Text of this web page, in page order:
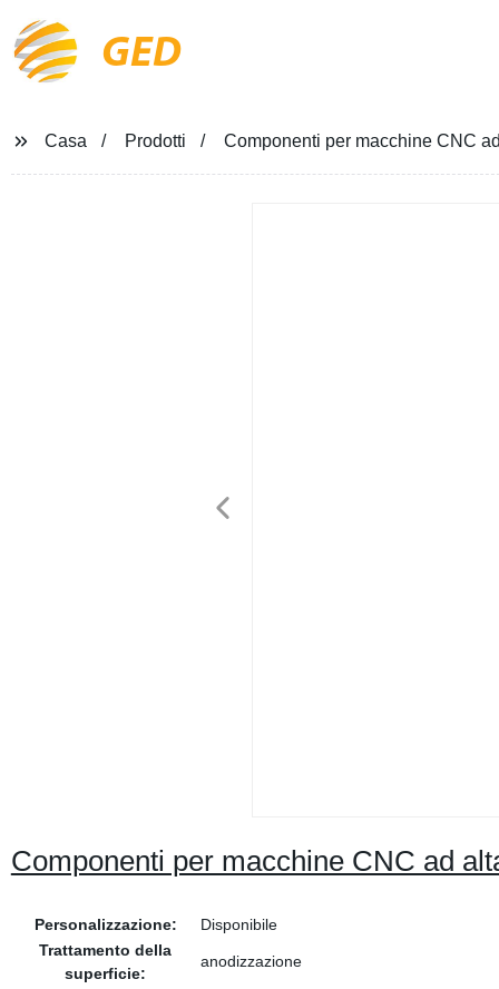
GED
Casa Prodotti Componenti per macchine CNC
Componenti per macchine CNC ad
Personalizzazione:
Disponibile
Trattamento della
superficie:
anodizzazione